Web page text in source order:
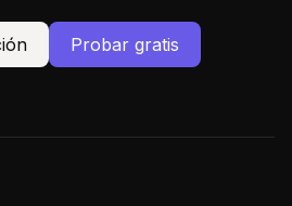
Probar gratis